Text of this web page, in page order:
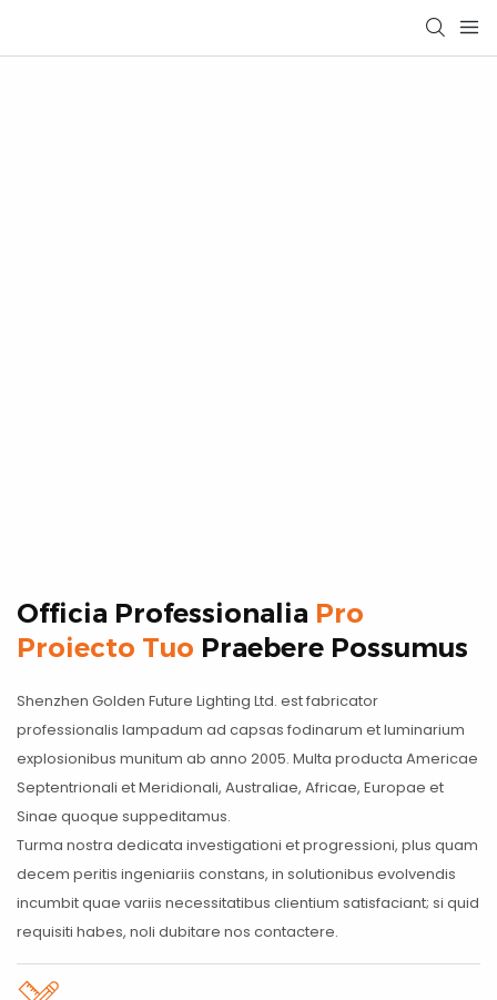
Officia Professionalia Pro
Proiecto Tuo Praebere Possumus
Shenzhen Golden Future Lighting Ltd. est fabricator
professionalis lampadum ad capsas fodinarum et luminarium
explosionibus munitum ab anno 2005. Multa producta Americae
Septentrionali et Meridionali, Australiae, Africae, Europae et
Sinae quoque suppeditamus.
Turma nostra dedicata investigationi et progressioni, plus quam
decem peritis ingeniariis constans, in solutionibus evolvendis
incumbit quae variis necessitatibus clientium satisfaciant; si quid
requisiti habes, noli dubitare nos contactere.